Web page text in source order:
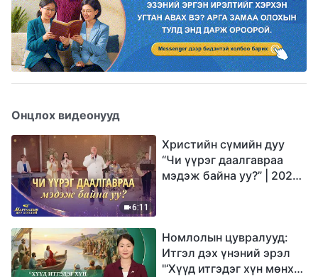
Онцлох видеонууд
6:11
Христийн сүмийн дуу
“Чи үүрэг даалгавраа
мэдэж байна уу?” | 2026
Номлолын цувралууд:
Итгэл дэх үнэний эрэл
"‘Хүүд итгэдэг хүн мөнх